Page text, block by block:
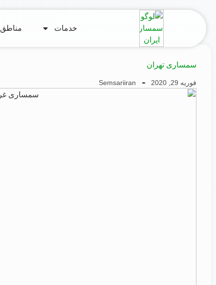
خدمات مناطق
سمساری تهران
فوریه 29, 2020 Semsariiran